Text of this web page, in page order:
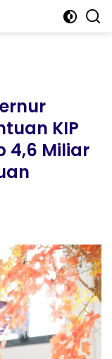
KIP
4,6 Miliar